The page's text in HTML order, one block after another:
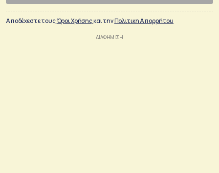
Αποδέχεστε τουςΌροι Χρήσηςκαι τηνΠολιτικη Απορρήτου